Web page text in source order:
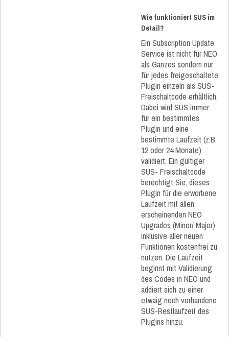
Wie funktioniert SUS im
Detail?
Ein Subscription Update
Service ist nicht für NEO
als Ganzes sondern nur
für jedes freigeschaltete
Plugin einzeln als SUS-
Freischaltcode erhältlich.
Dabei wird SUS immer
für ein bestimmtes
Plugin und eine
bestimmte Laufzeit (z.B.
12 oder 24 Monate)
validiert. Ein gültiger
SUS- Freischaltcode
berechtigt Sie, dieses
Plugin für die erworbene
Laufzeit mit allen
erscheinenden NEO
Upgrades (Minor/ Major)
inklusive aller neuen
Funktionen kostenfrei zu
nutzen. Die Laufzeit
beginnt mit Validierung
des Codes in NEO und
addiert sich zu einer
etwaig noch vorhandene
SUS-Restlaufzeit des
Plugins hinzu.